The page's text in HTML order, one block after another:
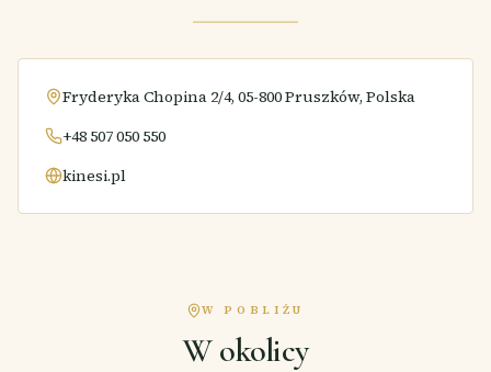
Fryderyka Chopina 2/4, 05-800 Pruszków, Polska
+48 507 050 550
kinesi.pl
W POBLIŻU
W okolicy